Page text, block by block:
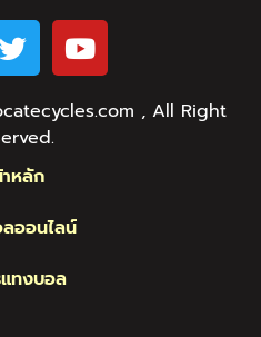
, All Right
หลัก
ออนไลน์
ทงบอล